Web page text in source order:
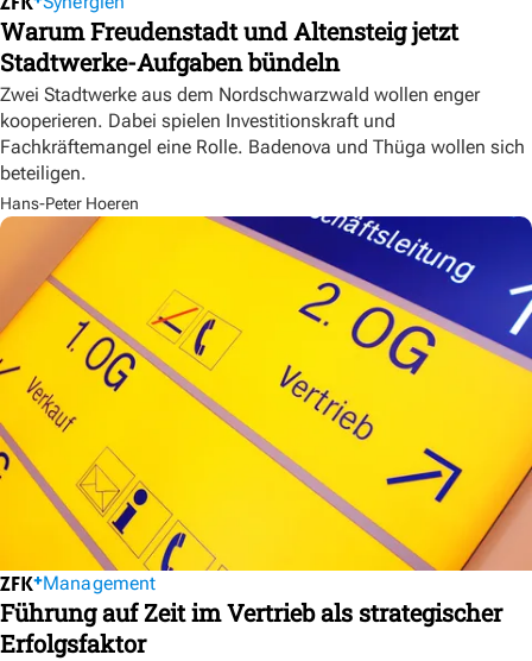
Warum Freudenstadt und Altensteig jetzt
Stadtwerke-Aufgaben bündeln
Zwei Stadtwerke aus dem Nordschwarzwald wollen enger
kooperieren. Dabei spielen Investitionskraft und
Fachkräftemangel eine Rolle. Badenova und Thüga wollen sich
beteiligen.
Hans-Peter Hoeren
Management
Führung auf Zeit im Vertrieb als strategischer
Erfolgsfaktor